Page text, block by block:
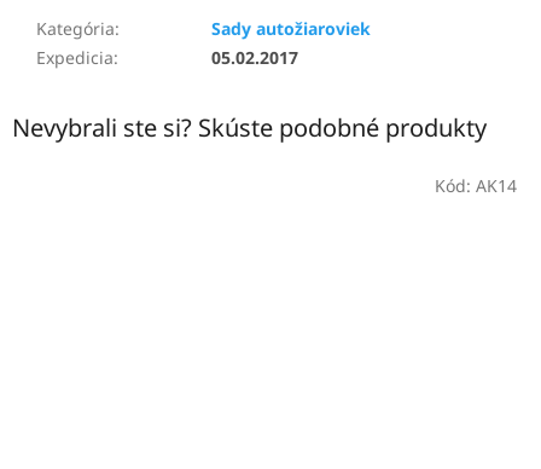
Kategória:
Sady autožiaroviek
Expedicia: 05.02.2017
Nevybrali ste si? Skúste podobné produkty
Kód: AK14